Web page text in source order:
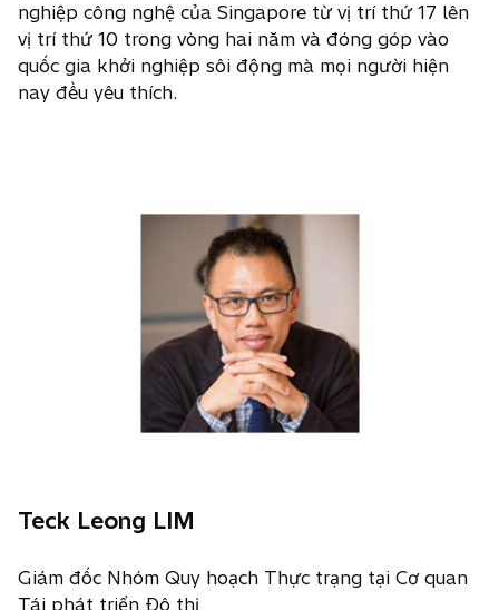
nghiệp công nghệ của Singapore từ vị trí thứ 17 lên
vị trí thứ 10 trong vòng hai năm và đóng góp vào
quốc gia khởi nghiệp sôi động mà mọi người hiện
nay đều yêu thích.
Teck Leong LIM
Giám đốc Nhóm Quy hoạch Thực trạng tại Cơ quan
Tái phát triển Đô thị